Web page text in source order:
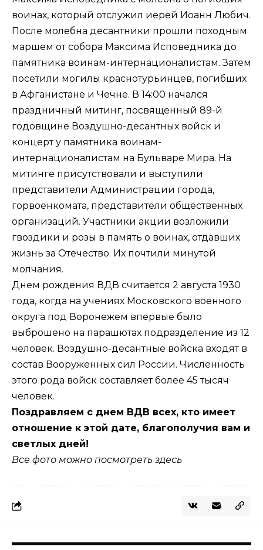
воинах, который отслужил иерей Иоанн Любич.
После молебна десантники прошли походным
маршем от собора Максима Исповедника до
памятника воинам-интернационалистам. Затем
посетили могилы краснотурьинцев, погибших
в Афганистане и Чечне. В 14:00 начался
праздничный митинг, посвященный 89-й
годовщине Воздушно-десантных войск и
концерт у памятника воинам-
интернационалистам на Бульваре Мира. На
митинге присутствовали и выступили
представители Администрации города,
горвоенкомата, представители общественных
организаций. Участники акции возложили
гвоздики и розы в память о воинах, отдавших
жизнь за Отечество. Их почтили минутой
молчания.
Днем рождения ВДВ считается 2 августа 1930
года, когда на учениях Московского военного
округа под Воронежем впервые было
выброшено на парашютах подразделение из 12
человек. Воздушно-десантные войска входят в
состав Вооруженных сил России. Численность
этого рода войск составляет более 45 тысяч
человек.
Поздравляем с днем ВДВ всех, кто имеет
отношение к этой дате, благополучия вам и
светлых дней!
Все фото можно посмотреть здесь